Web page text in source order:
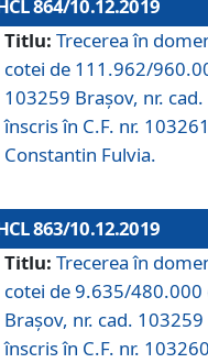
864/10.12.2019
Titlu: Trecerea în
cotei de 111.962/
103259 Brașov, nr.
înscris în C.F. nr.
Constantin Fulvia.
863/10.12.2019
Titlu: Trecerea în
cotei de 9.635/480.000
Brașov, nr. cad.
înscris în C.F. nr.